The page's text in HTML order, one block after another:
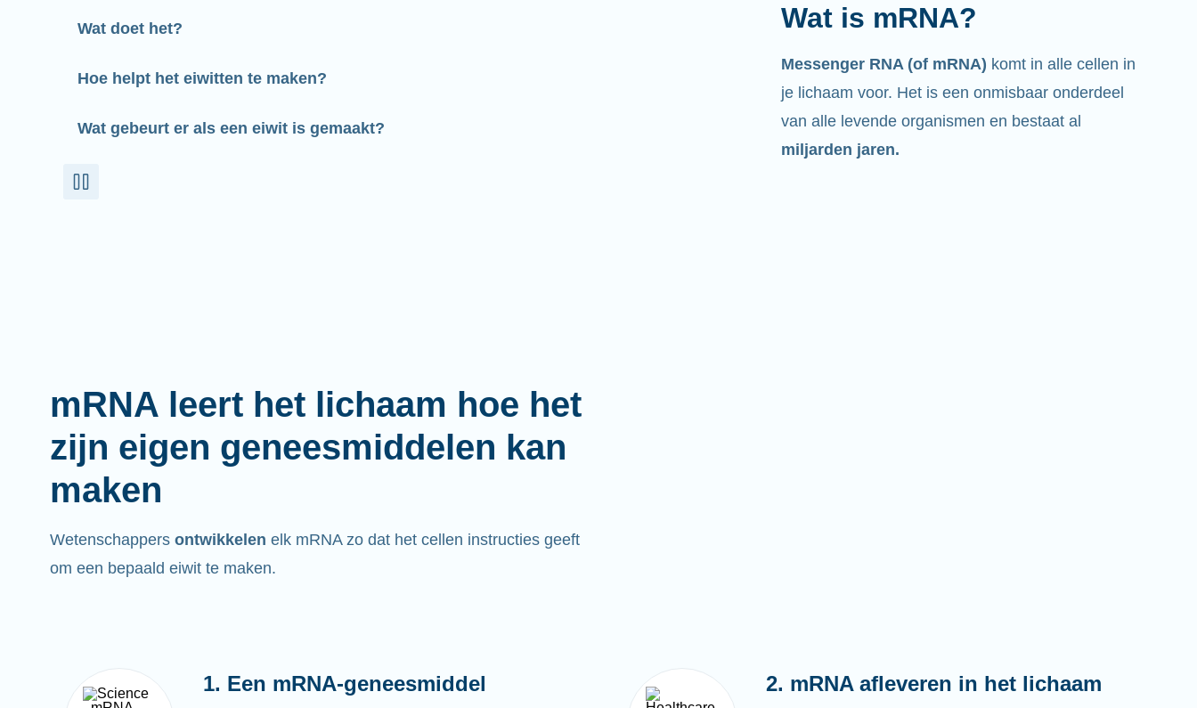
Wat doet het?
Hoe helpt het eiwitten te maken?
Wat gebeurt er als een eiwit is gemaakt?
Wat is mRNA?
Messenger RNA (of mRNA) komt in alle cellen in
je lichaam voor. Het is een onmisbaar onderdeel
van alle levende organismen en bestaat al
miljarden jaren.
mRNA leert het lichaam hoe het
zijn eigen geneesmiddelen kan
maken
Wetenschappers ontwikkelen elk mRNA zo dat het cellen instructies geeft
om een bepaald eiwit te maken.
1. Een mRNA-geneesmiddel
2. mRNA afleveren in het lichaam